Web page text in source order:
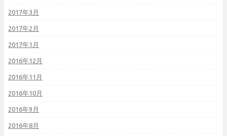
2017年3月
2017年2月
2017年1月
2016年12月
2016年11月
2016年10月
2016年9月
2016年8月